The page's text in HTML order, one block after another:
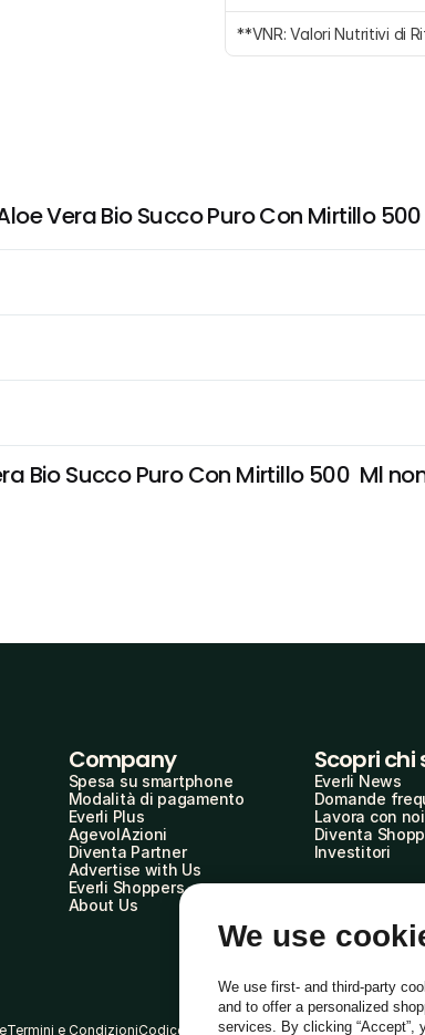
**VNR: Valori Nutritivi di
Vera Bio Succo Puro Con Mirtillo 500
Bio Succo Puro Con Mirtillo 500  Ml
Company
Spesa su smartphone
Modalità di pagamento
Everli Plus
AgevolAzioni
Diventa Partner
Advertise with Us
Everli Shoppers
About Us
Scopri chi
Everli News
Domande
Lavora con noi
Diventa
Investitori
Termini e CondizioniCodice Etico
We use
We use first- and third-party
and to offer a personalized
services. By clicking “Accept”,